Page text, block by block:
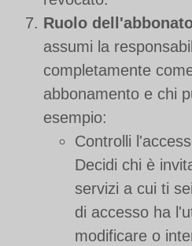
Ruolo
assumi la
completamente
abbonamento e chi
esempio:
Controlli
Decidi chi è
servizi a cui ti
di accesso ha
modificare o